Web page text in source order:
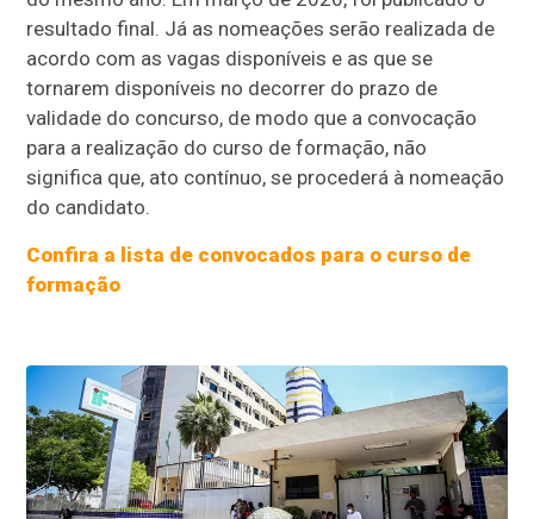
resultado final. Já as nomeações serão realizada de
acordo com as vagas disponíveis e as que se
tornarem disponíveis no decorrer do prazo de
validade do concurso, de modo que a convocação
para a realização do curso de formação, não
significa que, ato contínuo, se procederá à nomeação
do candidato.
Confira a lista de convocados para o curso de
formação